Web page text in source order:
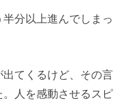
分以上進んでしまっ
てくるけど、その言
人を感動させるスピ